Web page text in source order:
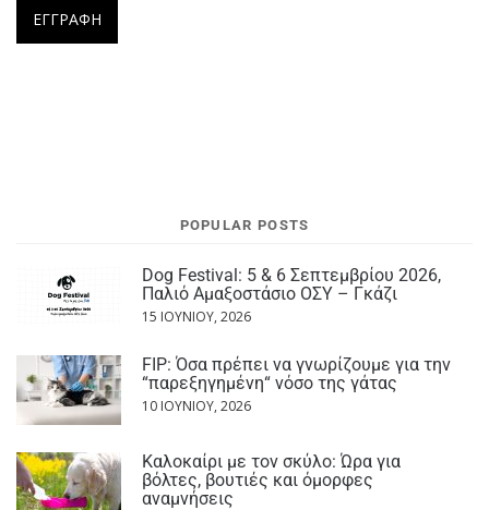
POPULAR POSTS
Dog Festival: 5 & 6 Σεπτεμβρίου 2026,
Παλιό Αμαξοστάσιο ΟΣΥ – Γκάζι
15 ΙΟΥΝΊΟΥ, 2026
FIP: Όσα πρέπει να γνωρίζουμε για την
“παρεξηγημένη“ νόσο της γάτας
10 ΙΟΥΝΊΟΥ, 2026
Καλοκαίρι με τον σκύλο: Ώρα για
βόλτες, βουτιές και όμορφες
αναμνήσεις